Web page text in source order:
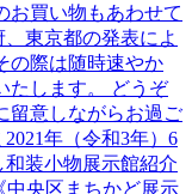
お買い物もあわせて
東京都の発表によ
の際は随時速やか
たします。 どうぞ
留意しながらお過ご
年（令和3年）6
装小物展示館紹介
中央区まちかど展示